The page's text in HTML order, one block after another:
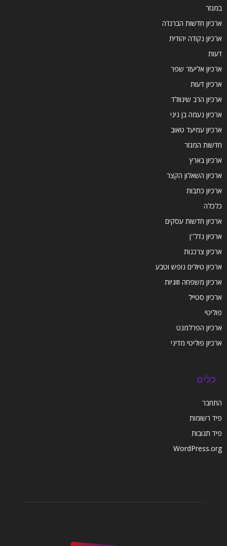
במגזר
ארכיון חדשות הברנז'ה
ארכיון נקודה יהודית
דעות
ארכיון אליעזר שפר
ארכיון דעות
ארכיון הרב שינוולד
ארכיון נעמה בן גיגי
ארכיון עמיעד טאוב
חדשות המגזר
ארכיון בארץ
ארכיון השאלון הקצר
ארכיון כתבות
כלכלה
ארכיון חדשות עסקים
ארכיון נדל''ן
ארכיון צרכנות
ארכיון טיולים נופש וטבע
ארכיון משפחה וזוגיות
ארכיון סטייל
פוליטי
ארכיון הפרלמנט
ארכיון פוליטי מדיני
כלים
התחבר
פיד רשומות
פיד תגובות
WordPress.org